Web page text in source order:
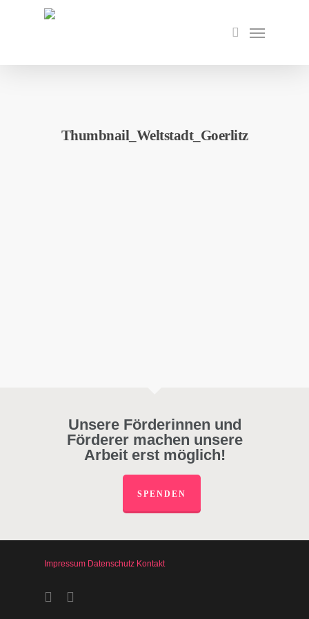
search
Menu
Thumbnail_Weltstadt_Goerlitz
Unsere Förderinnen und
Förderer machen unsere
Arbeit erst möglich!
SPENDEN
Impressum Datenschutz Kontakt
facebookinstagram